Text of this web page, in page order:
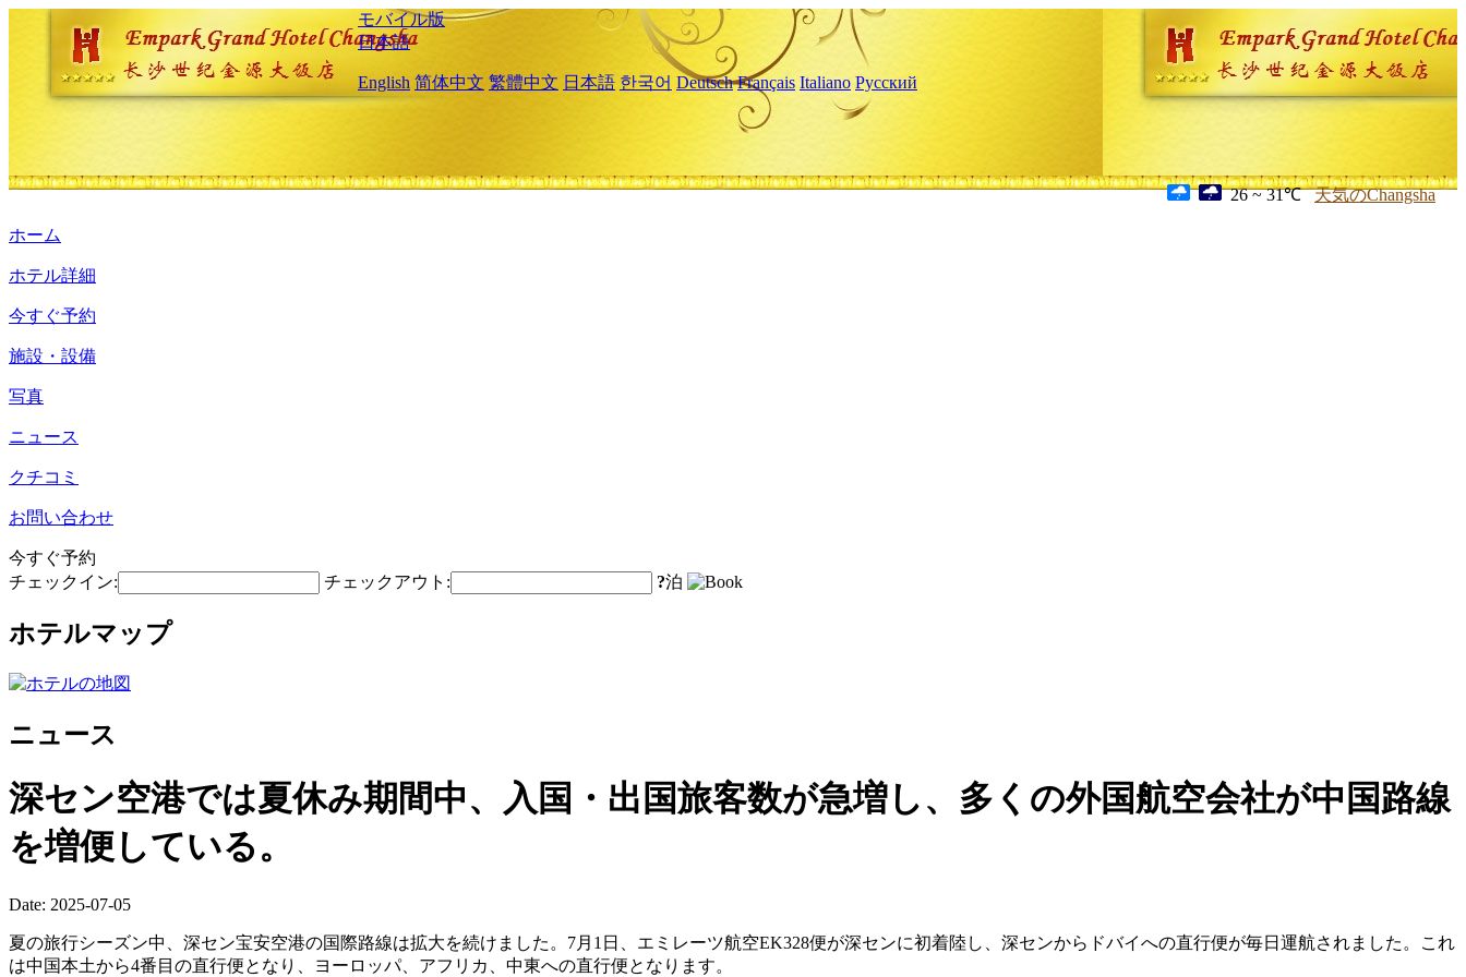
モバイル版
日本語
English 简体中文 繁體中文 日本語 한국어 Deutsch Français Italiano Русский
26 ~ 31℃ 天気のChangsha
ホーム
ホテル詳細
今すぐ予約
施設・設備
写真
ニュース
クチコミ
お問い合わせ
今すぐ予約
チェックイン:
チェックアウト: ?泊
ホテルマップ
ニュース
深セン空港では夏休み期間中、入国・出国旅客数が急増し、多くの外国航空会社が中国路線
を増便している。
Date: 2025-07-05
夏の旅行シーズン中、深セン宝安空港の国際路線は拡大を続けました。7月1日、エミレーツ航空EK328便が深センに初着陸し、深センからドバイへの直行便が毎日運航されました。これ
は中国本土から4番目の直行便となり、ヨーロッパ、アフリカ、中東への直行便となります。